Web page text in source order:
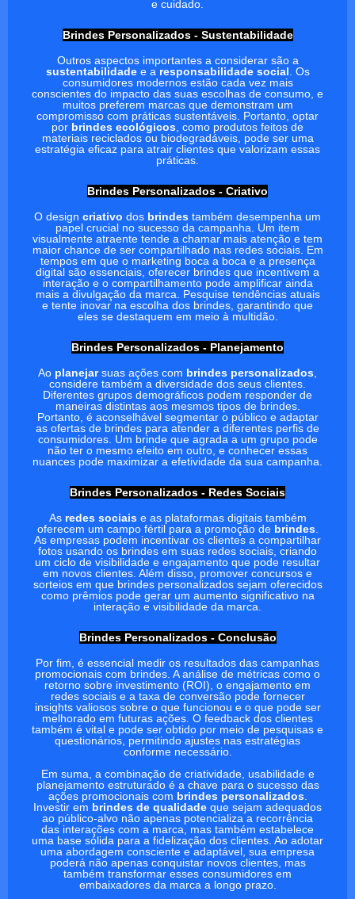
e cuidado.
Brindes Personalizados - Sustentabilidade
Outros aspectos importantes a considerar são a
sustentabilidadee a responsabilidade social . Os
consumidores modernos estão cada vez mais
conscientes do impacto das suas escolhas de consumo, e
muitos preferem marcas que demonstram um
compromisso com práticas sustentáveis. Portanto, optar
por brindes ecológicos , como produtos feitos de
materiais reciclados ou biodegradáveis, pode ser uma
estratégia eficaz para atrair clientes que valorizam essas
práticas.
Brindes Personalizados - Criativo
O design criativo dos brindes também desempenha um
papel crucial no sucesso da campanha. Um item
visualmente atraente tende a chamar mais atenção e tem
maior chance de ser compartilhado nas redes sociais. Em
tempos em que o marketing boca a boca e a presença
digital são essenciais, oferecer brindes que incentivem a
interação e o compartilhamento pode amplificar ainda
mais a divulgação da marca. Pesquise tendências atuais
e tente inovar na escolha dos brindes, garantindo que
eles se destaquem em meio à multidão.
Brindes Personalizados - Planejamento
Ao planejarsuas ações com brindes personalizados
considere também a diversidade dos seus clientes.
Diferentes grupos demográficos podem responder de
maneiras distintas aos mesmos tipos de brindes.
Portanto, é aconselhável segmentar o público e adaptar
as ofertas de brindes para atender a diferentes perfis de
consumidores. Um brinde que agrada a um grupo pode
não ter o mesmo efeito em outro, e conhecer essas
nuances pode maximizar a efetividade da sua campanha.
Brindes Personalizados - Redes Sociais
As redes sociaise as plataformas digitais também
oferecem um campo fértil para a promoção de brindes.
As empresas podem incentivar os clientes a compartilhar
fotos usando os brindes em suas redes sociais, criando
um ciclo de visibilidade e engajamento que pode resultar
em novos clientes. Além disso, promover concursos e
sorteios em que brindes personalizados sejam oferecidos
como prêmios pode gerar um aumento significativo na
interação e visibilidade da marca.
Brindes Personalizados - Conclusão
Por fim, é essencial medir os resultados das campanhas
promocionais com brindes. A análise de métricas como o
retorno sobre investimento (ROI), o engajamento em
redes sociais e a taxa de conversão pode fornecer
insights valiosos sobre o que funcionou e o que pode ser
melhorado em futuras ações. O feedback dos clientes
também é vital e pode ser obtido por meio de pesquisas e
questionários, permitindo ajustes nas estratégias
conforme necessário.
Em suma, a combinação de criatividade, usabilidade e
planejamento estruturado é a chave para o sucesso das
ações promocionais com brindes personalizados.
Investir em brindes de qualidade que sejam adequados
ao público-alvo não apenas potencializa a recorrência
das interações com a marca, mas também estabelece
uma base sólida para a fidelização dos clientes. Ao adotar
uma abordagem consciente e adaptável, sua empresa
poderá não apenas conquistar novos clientes, mas
também transformar esses consumidores em
embaixadores da marca a longo prazo.